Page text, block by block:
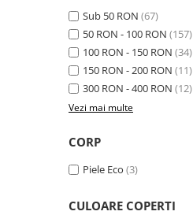
Seturi Sheaffer 100
Seturi Taramis
Seturi Waterman
Seturi Hemisphere
Seturi Custom
Sub 50 RON (67)
50 RON - 100 RON (157)
100 RON - 150 RON (34)
150 RON - 200 RON (11)
300 RON - 400 RON (12)
Vezi mai multe
CORP
Piele Eco (3)
CULOARE COPERTI